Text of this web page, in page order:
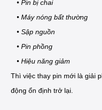
• Pin bị chai
• Máy nóng bất thường
• Sập nguồn
• Pin phồng
• Hiệu năng giảm
Thì việc thay pin mới là giải
động ổn định trở lại.